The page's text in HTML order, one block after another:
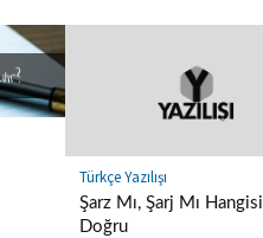
Türkçe Yazılışı
Şarz Mı, Şarj Mı Hangisi
Doğru